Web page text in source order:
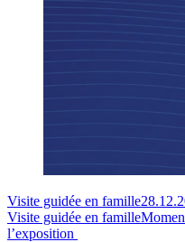
Visite guidée en famille
Visite guidée en famille
l’exposition